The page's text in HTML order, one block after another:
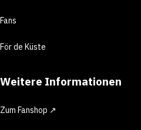
Fans
För de Küste
Weitere Informationen
Zum Fanshop ↗